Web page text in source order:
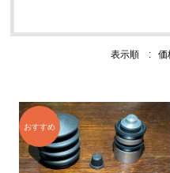
ウエザーストリップ ワ
エンジンパーツ 5M-
エンジンパーツ M-
エンジンパーツ 1G-
表示順 : 価